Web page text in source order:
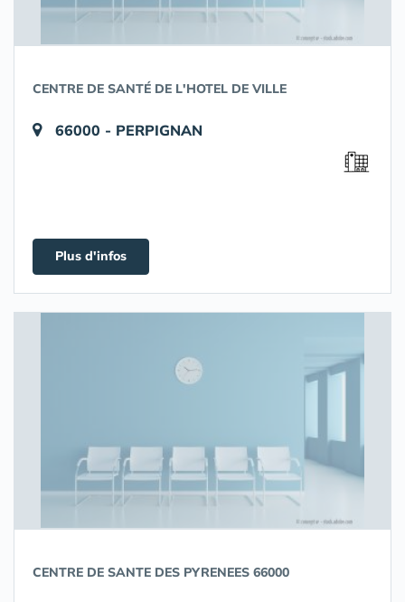
CENTRE DE SANTÉ DE L'HOTEL DE VILLE
66000 - PERPIGNAN
Plus d'infos
CENTRE DE SANTE DES PYRENEES 66000